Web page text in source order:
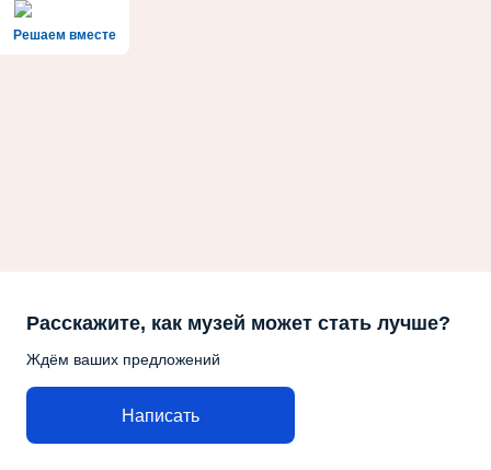
Решаем вместе
Расскажите, как музей может стать лучше?
Ждём ваших предложений
Написать